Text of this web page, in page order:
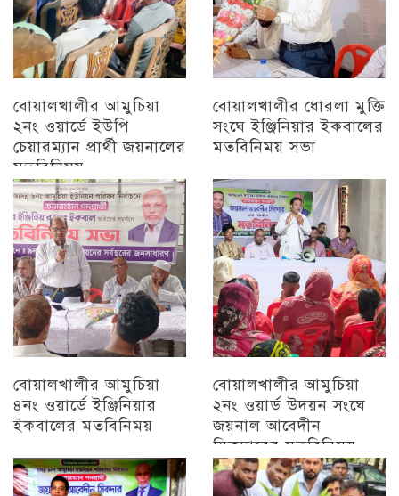
বোয়ালখালীর আমুচিয়া
২নং ওয়ার্ডে ইউপি
চেয়ারম্যান প্রার্থী জয়নালের
মতবিনিময়
চট্টগ্রাম
বোয়ালখালীর ধোরলা মুক্তি
সংঘে ইঞ্জিনিয়ার ইকবালের
মতবিনিময় সভা
বোয়ালখালীর আমুচিয়া
৪নং ওয়ার্ডে ইঞ্জিনিয়ার
ইকবালের মতবিনিময়
বোয়ালখালীর আমুচিয়া
২নং ওয়ার্ড উদয়ন সংঘে
জয়নাল আবেদীন
সিকদারের মতবিনিময়
অন্যান্য